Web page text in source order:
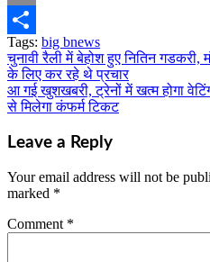
Email
Share
Tags: big bnews
Post
navigation
चुनावी रैली में बेहोश हुए नितिन
के लिए कर रहे थे प्रचार
आ गई खुशखबरी, ट्रेनों में खत्म होगा
से मिलेगा कंफर्म टिकट
Leave a Reply
Your email address will not be
marked *
Comment *